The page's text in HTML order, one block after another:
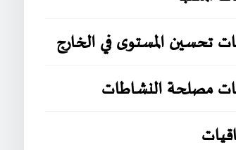
تحسين المستوى في الخارج
مصلحة النشاطات